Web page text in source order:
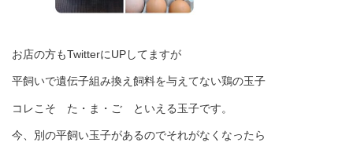
お店の方もTwitterにUPしてますが
平飼いで遺伝子組み換え飼料を与えてない鶏の玉子
コレこそ た・ま・ご といえる玉子です。
今、別の平飼い玉子があるのでそれがなくなったら